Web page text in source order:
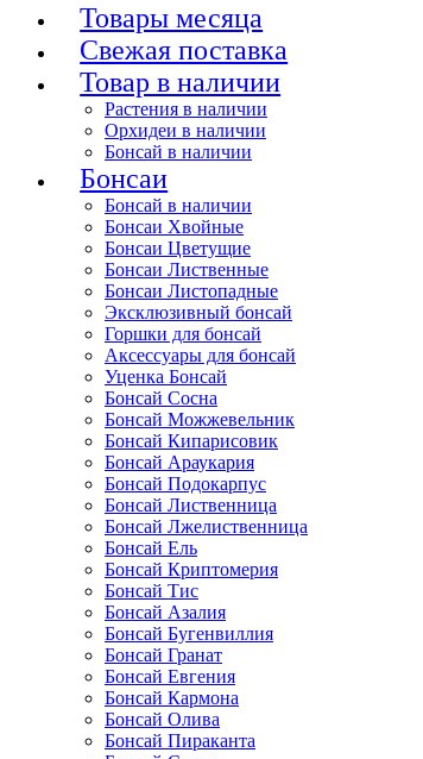
Товары месяца
Свежая поставка
Товар в наличии
Растения в наличии
Орхидеи в наличии
Бонсай в наличии
Бонсаи
Бонсай в наличии
Бонсаи Хвойные
Бонсаи Цветущие
Бонсаи Лиственные
Бонсаи Листопадные
Эксклюзивный бонсай
Горшки для бонсай
Аксессуары для бонсай
Уценка Бонсай
Бонсай Сосна
Бонсай Можжевельник
Бонсай Кипарисовик
Бонсай Араукария
Бонсай Подокарпус
Бонсай Лиственница
Бонсай Лжелиственница
Бонсай Ель
Бонсай Криптомерия
Бонсай Тис
Бонсай Азалия
Бонсай Бугенвиллия
Бонсай Гранат
Бонсай Евгения
Бонсай Кармона
Бонсай Олива
Бонсай Пираканта